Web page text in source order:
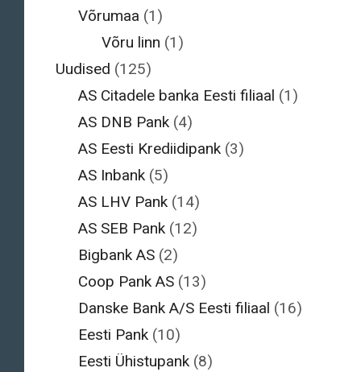
Võrumaa (1)
Võru linn (1)
Uudised (125)
AS Citadele banka Eesti filiaal (1)
AS DNB Pank (4)
AS Eesti Krediidipank (3)
AS Inbank (5)
AS LHV Pank (14)
AS SEB Pank (12)
Bigbank AS (2)
Coop Pank AS (13)
Danske Bank A/S Eesti filiaal (16)
Eesti Pank (10)
Eesti Ühistupank (8)